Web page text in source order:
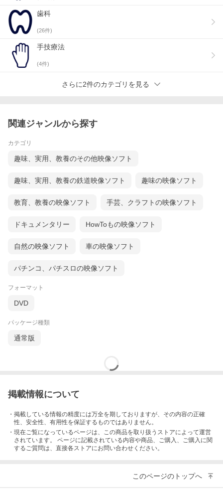
英語による診療の流れ 復習
・模範例（英語字幕付き）
日本語字幕付きと３回映像が流れます。
(40分)
歯科
(26件)
手技療法
(4件)
さらに2件のカテゴリを見る
関連ジャンルから探す
カテゴリ
趣味、実用、教養のその他映像ソフト
趣味、実用、教養の鉄道映像ソフト 趣味の映像ソフト
教育、教養の映像ソフト 手芸、クラフトの映像ソフト
ドキュメンタリー HowToもの映像ソフト
自然の映像ソフト 車の映像ソフト
パチンコ、パチスロの映像ソフト
フォーマット
DVD
パッケージ種類
通常版
掲載情報について
・掲載している情報の精度には万全を期しておりますが、その内容の正確
性、安全性、有用性を保証するものではありません。
・現在ご覧になっているページは、この商品を取り扱うストアによって運営
されています。 ページに記載されている内容や商品、ご購入 、ご購入に関
するご質問は、直接各ストアにお問い合わせください。
このページのトップへ